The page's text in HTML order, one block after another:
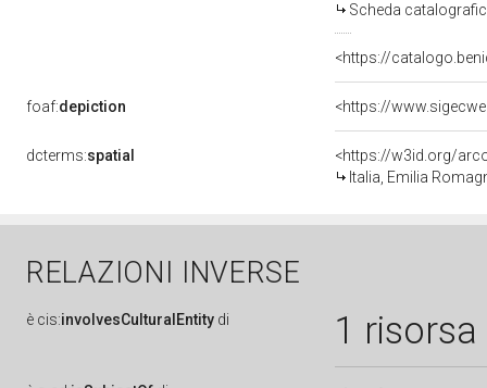
Scheda
<https://
foaf:depiction <https://
dcterms:spatial
<https://w3id.org/
Italia, Emilia
RELAZIONI INVERSE
è cis:involvesCulturalEntity di 1 risorsa